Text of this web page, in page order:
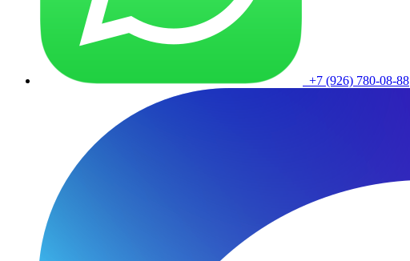
+7 (926) 780-08-88